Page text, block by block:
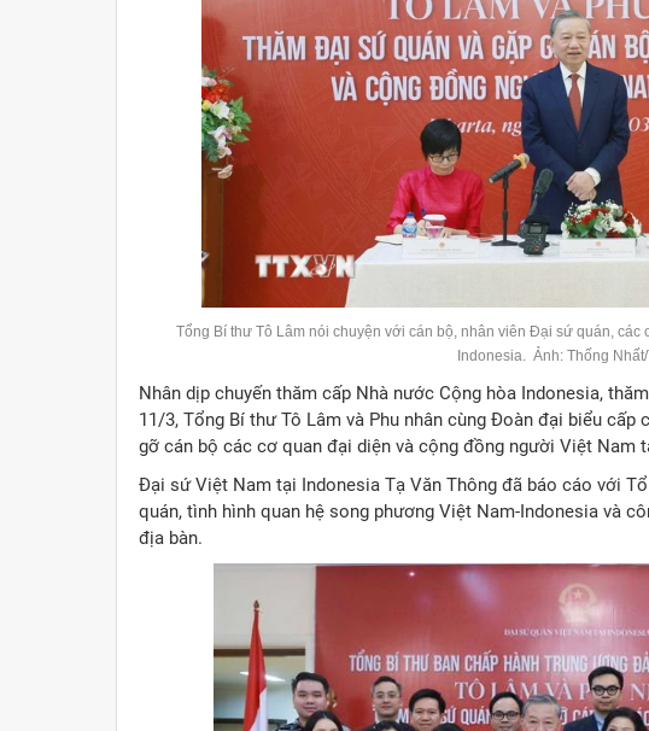
Tổng Bí thư Tô Lâm nói chuyện với cán bộ, nhân viên Đại sứ quán,
Indonesia. Ảnh: Thống Nhất/
Nhân dịp chuyến thăm cấp Nhà nước Cộng hòa Indonesia,
11/3, Tổng Bí thư Tô Lâm và Phu nhân cùng Đoàn đại biểu
gỡ cán bộ các cơ quan đại diện và cộng đồng người Việt Nam
Đại sứ Việt Nam tại Indonesia Tạ Văn Thông đã báo cáo với
quán, tình hình quan hệ song phương Việt Nam-Indonesia và
địa bàn.